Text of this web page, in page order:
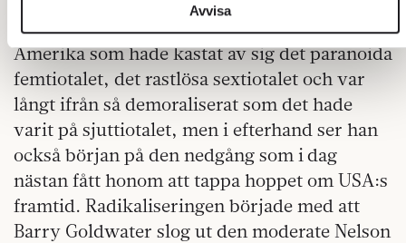
enhet till de sociala medier och annons- och analysföretag
som vi samarbetar med. Dessa kan i sin tur kombinera
informationen med annan information som du har
tillhandahållit eller som de har samlat in när du har använt
deras tjänster.
Om du vill läsa mer om hur vi hanterar personuppgifter kan
du göra det här.
Avvisa
Korrespondenten Nick Bryant hamnade i ett
Amerika som hade kastat av sig det paranoida
femtiotalet, det rastlösa sextiotalet och var
långt ifrån så demoraliserat som det hade
varit på sjuttiotalet, men i efterhand ser han
också början på den nedgång som i dag
nästan fått honom att tappa hoppet om USA:s
framtid. Radikaliseringen började med att
Barry Goldwater slog ut den moderate Nelson